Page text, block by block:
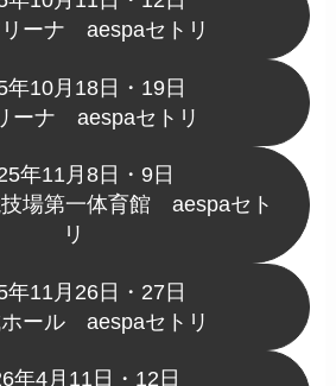
ーナ aespaセトリ
年10月18日・19日
ーナ aespaセトリ
年11月8日・9日
技場第一体育館 aespaセト
リ
年11月26日・27日
ール aespaセトリ
年4月11日・12日